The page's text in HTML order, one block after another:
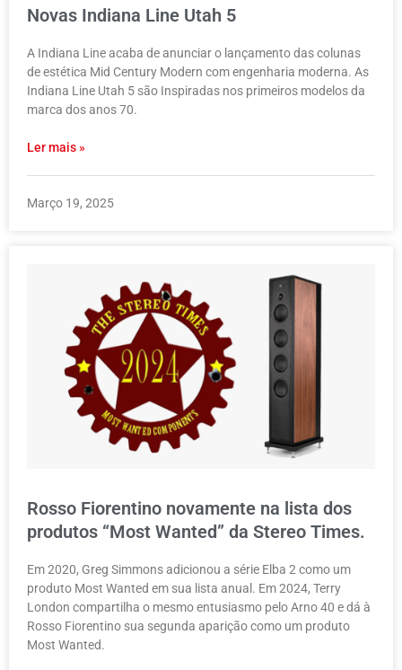
Novas Indiana Line Utah 5
A Indiana Line acaba de anunciar o lançamento das colunas
de estética Mid Century Modern com engenharia moderna. As
Indiana Line Utah 5 são Inspiradas nos primeiros modelos da
marca dos anos 70.
Ler mais »
Março 19, 2025
Rosso Fiorentino novamente na lista dos
produtos “Most Wanted” da Stereo Times.
Em 2020, Greg Simmons adicionou a série Elba 2 como um
produto Most Wanted em sua lista anual. Em 2024, Terry
London compartilha o mesmo entusiasmo pelo Arno 40 e dá à
Rosso Fiorentino sua segunda aparição como um produto
Most Wanted.